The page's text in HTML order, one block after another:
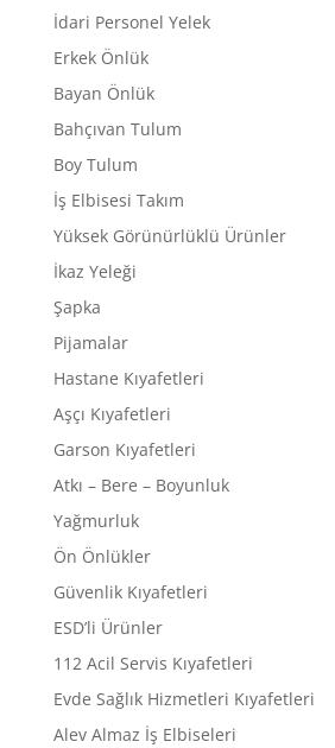
İdari Personel Yelek
Erkek Önlük
Bayan Önlük
Bahçıvan Tulum
Boy Tulum
İş Elbisesi Takım
Yüksek Görünürlüklü Ürünler
İkaz Yeleği
Şapka
Pijamalar
Hastane Kıyafetleri
Aşçı Kıyafetleri
Garson Kıyafetleri
Atkı – Bere – Boyunluk
Yağmurluk
Ön Önlükler
Güvenlik Kıyafetleri
ESD’li Ürünler
112 Acil Servis Kıyafetleri
Evde Sağlık Hizmetleri Kıyafetleri
Alev Almaz İş Elbiseleri